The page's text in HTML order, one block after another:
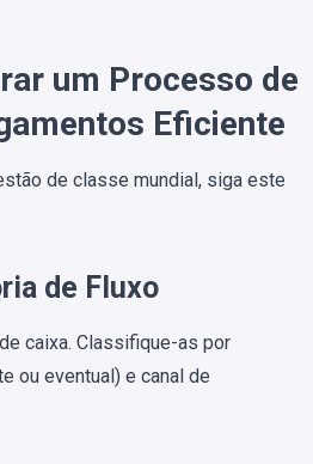
um Processo de
Eficiente
de classe mundial, siga este
de Fluxo
caixa. Classifique-as por
ou eventual) e canal de